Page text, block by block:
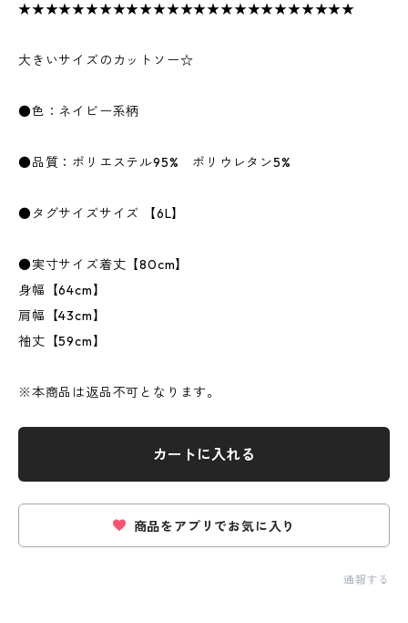
★★★★★★★★★★★★★★★★★★★★★★★★★
大きいサイズのカットソー☆
●色：ネイビー系柄
●品質：ポリエステル95% ポリウレタン5%
●タグサイズサイズ 【6L】
●実寸サイズ着丈【80cm】
身幅【64cm】
肩幅【43cm】
袖丈【59cm】
※本商品は返品不可となります。
カートに入れる
商品をアプリでお気に入り
通報する